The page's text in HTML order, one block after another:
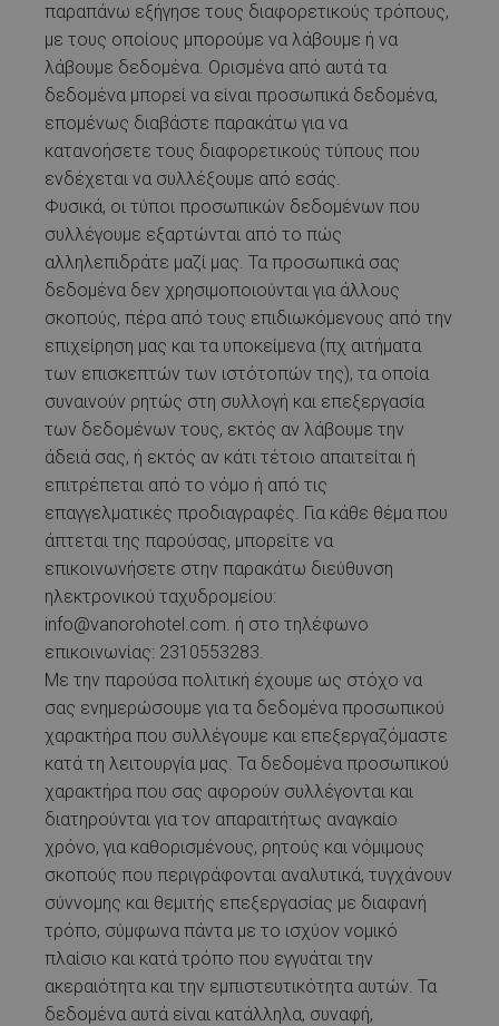
παραπάνω εξήγησε τους διαφορετικούς τρόπους,
με τους οποίους μπορούμε να λάβουμε ή να
λάβουμε δεδομένα. Ορισμένα από αυτά τα
δεδομένα μπορεί να είναι προσωπικά δεδομένα,
επομένως διαβάστε παρακάτω για να
κατανοήσετε τους διαφορετικούς τύπους που
ενδέχεται να συλλέξουμε από εσάς.
Φυσικά, οι τύποι προσωπικών δεδομένων που
συλλέγουμε εξαρτώνται από το πώς
αλληλεπιδράτε μαζί μας. Τα προσωπικά σας
δεδομένα δεν χρησιμοποιούνται για άλλους
σκοπούς, πέρα από τους επιδιωκόμενους από την
επιχείρηση μας και τα υποκείμενα (πχ αιτήματα
των επισκεπτών των ιστότοπών της), τα οποία
συναινούν ρητώς στη συλλογή και επεξεργασία
των δεδομένων τους, εκτός αν λάβουμε την
άδειά σας, ή εκτός αν κάτι τέτοιο απαιτείται ή
επιτρέπεται από το νόμο ή από τις
επαγγελματικές προδιαγραφές. Για κάθε θέμα που
άπτεται της παρούσας, μπορείτε να
επικοινωνήσετε στην παρακάτω διεύθυνση
ηλεκτρονικού ταχυδρομείου:
info@vanorohotel.com. ή στο τηλέφωνο
επικοινωνίας: 2310553283.
Με την παρούσα πολιτική έχουμε ως στόχο να
σας ενημερώσουμε για τα δεδομένα προσωπικού
χαρακτήρα που συλλέγουμε και επεξεργαζόμαστε
κατά τη λειτουργία μας. Τα δεδομένα προσωπικού
χαρακτήρα που σας αφορούν συλλέγονται και
διατηρούνται για τον απαραιτήτως αναγκαίο
χρόνο, για καθορισμένους, ρητούς και νόμιμους
σκοπούς που περιγράφονται αναλυτικά, τυγχάνουν
σύννομης και θεμιτής επεξεργασίας με διαφανή
τρόπο, σύμφωνα πάντα με το ισχύον νομικό
πλαίσιο και κατά τρόπο που εγγυάται την
ακεραιότητα και την εμπιστευτικότητα αυτών. Τα
δεδομένα αυτά είναι κατάλληλα, συναφή,